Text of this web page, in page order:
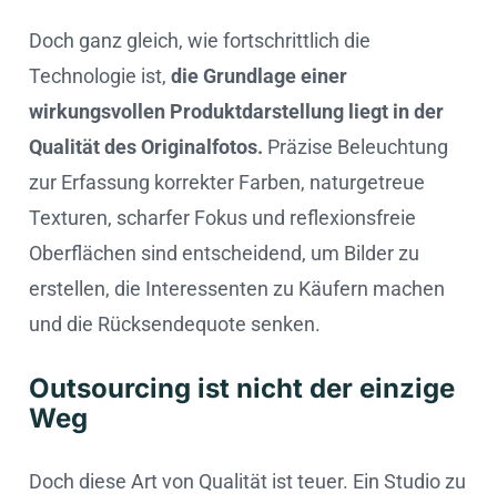
Doch ganz gleich, wie fortschrittlich die
Technologie ist, die Grundlage einer
wirkungsvollen Produktdarstellung liegt in der
Qualität des Originalfotos. Präzise Beleuchtung
zur Erfassung korrekter Farben, naturgetreue
Texturen, scharfer Fokus und reflexionsfreie
Oberflächen sind entscheidend, um Bilder zu
erstellen, die Interessenten zu Käufern machen
und die Rücksendequote senken.
Outsourcing ist nicht der einzige
Weg
Doch diese Art von Qualität ist teuer. Ein Studio zu